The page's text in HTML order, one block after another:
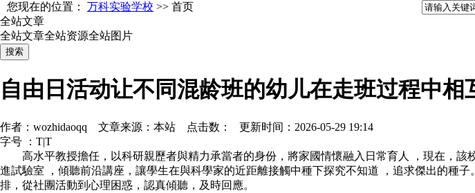
您现在的位置： 万科实验学校 >> 首页
全站文章
全站文章全站资源全站图片
自由日活动让不同混龄班的幼儿在走班过程中相
作者：wozhidaoqq 文章来源：本站 点击数： 更新时间：2026-05-29 19:14
字号 ： T|T
高水平教授擔任，以科研親歷者與精力承當者的身份，將家國情懷融入日常育人 ，現在
進試驗室 ，傾聽前沿講座，讓學生在與科學家的近距離接觸中種下探究不知道 ，追求傑出
排，從社團活動到心理困惑，認真傾聽，及時回應。